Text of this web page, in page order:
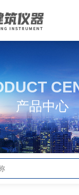
产品中心